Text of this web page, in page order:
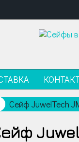
Сейф JuwelTech